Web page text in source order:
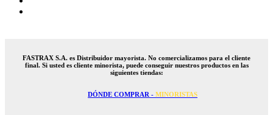
FASTRAX S.A. es Distribuidor mayorista. No comercializamos para el cliente
final. Si usted es cliente minorista, puede conseguir nuestros productos en las
siguientes tiendas:
DÓNDE COMPRAR - MINORISTAS